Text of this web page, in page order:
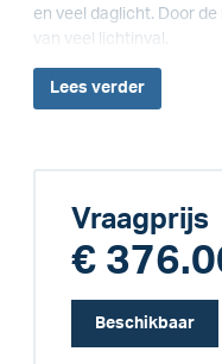
en veel daglicht. Door
van veel lichtinval.
Lees verder
Vraagprijs
€
Beschikbaar